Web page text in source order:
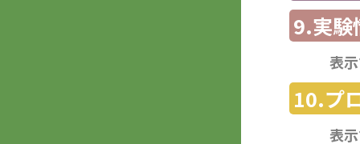
9.実験
表
10.プ
表